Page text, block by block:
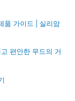
품 가이드 | 실리암
편안한 무드의 거